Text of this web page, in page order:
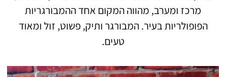
מרכז ומערב, מהווה המקום אחד ההמבורגריות
הפופולריות בעיר. המבורגר ותיק, פשוט, זול ומאוד
טעים.